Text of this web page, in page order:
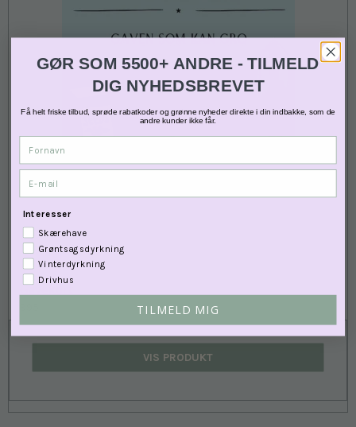
Gavekort
VIS PRODUKT
GØR SOM 5500+ ANDRE - TILMELD
DIG NYHEDSBREVET
Få helt friske tilbud, sprøde rabatkoder og grønne nyheder direkte i din indbakke, som de
andre kunder ikke får.
Interesser
Skærehave
Grøntsagsdyrkning
Vinterdyrkning
Drivhus
TILMELD MIG